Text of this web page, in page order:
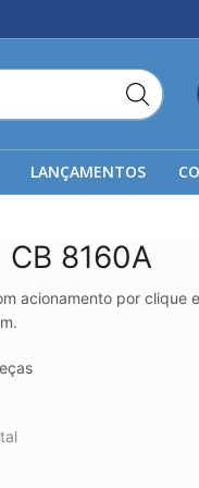
LANÇAMENTOS
8160A
acionamento por clique